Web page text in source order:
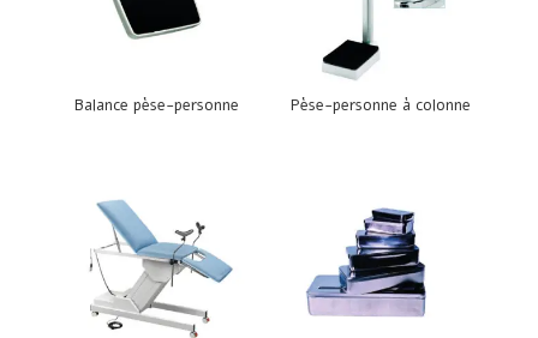
Balance pèse-personne Pèse-personne à colonne